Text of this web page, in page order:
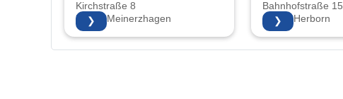
Kirchstraße 8
58540 Meinerzhagen
❯
Bahnhofstraße 15
35745 Herborn
❯